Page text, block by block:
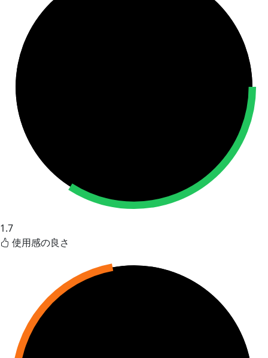
1.7
使用感の良さ